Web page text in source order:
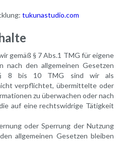
tukunastudio.com
gemäß § 7 Abs.1 TMG für eigene
nach den allgemeinen Gesetzen
8 bis 10 TMG sind wir als
verpflichtet, übermittelte oder
zu überwachen oder nach
auf eine rechtswidrige Tätigkeit
oder Sperrung der Nutzung
allgemeinen Gesetzen bleiben